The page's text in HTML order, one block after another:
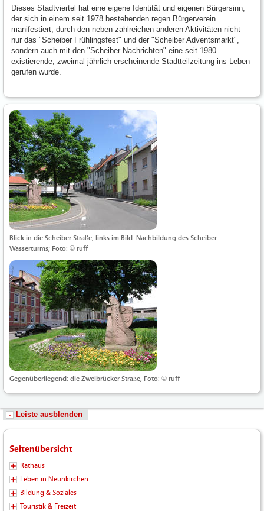
Dieses Stadtviertel hat eine eigene Identität und eigenen Bürgersinn,
der sich in einem seit 1978 bestehenden regen Bürgerverein
manifestiert, durch den neben zahlreichen anderen Aktivitäten nicht
nur das "Scheiber Frühlingsfest" und der "Scheiber Adventsmarkt",
sondern auch mit den "Scheiber Nachrichten" eine seit 1980
existierende, zweimal jährlich erscheinende Stadtteilzeitung ins Leben
gerufen wurde.
Blick in die Scheiber Straße, links im Bild: Nachbildung des Scheiber
Wasserturms; Foto: © ruff
Gegenüberliegend: die Zweibrücker Straße, Foto: © ruff
Leiste ausblenden
Seitenübersicht
Rathaus
Leben in Neunkirchen
Bildung & Soziales
Touristik & Freizeit